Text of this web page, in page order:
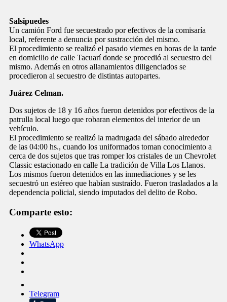
Salsipuedes
Un camión Ford fue secuestrado por efectivos de la comisaría
local, referente a denuncia por sustracción del mismo.
El procedimiento se realizó el pasado viernes en horas de la tarde
en domicilio de calle Tacuarí donde se procedió al secuestro del
mismo. Además en otros allanamientos diligenciados se
procedieron al secuestro de distintas autopartes.
Juárez Celman.
Dos sujetos de 18 y 16 años fueron detenidos por efectivos de la
patrulla local luego que robaran elementos del interior de un
vehículo.
El procedimiento se realizó la madrugada del sábado alrededor
de las 04:00 hs., cuando los uniformados toman conocimiento a
cerca de dos sujetos que tras romper los cristales de un Chevrolet
Classic estacionado en calle La tradición de Villa Los Llanos.
Los mismos fueron detenidos en las inmediaciones y se les
secuestró un estéreo que habían sustraído. Fueron trasladados a la
dependencia policial, siendo imputados del delito de Robo.
Comparte esto:
WhatsApp
Telegram